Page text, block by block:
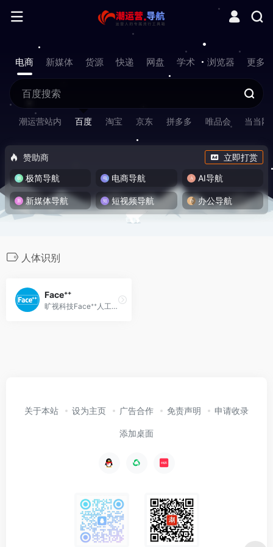
电商 新媒体 货源 快递 网盘 学术 浏览器 更多
潮运营站内 百度 淘宝 京东 拼多多 唯品会 当当网
赞助商
立即打赏
极简导航
电商导航 AI导航
新媒体导航 短视频导航 办公导航
人体识别
Face⁺⁺
旷视科技Face⁺⁺人工智能开放平台,为您提供人脸识别,换脸,银行业OCR等各类人体,图像,文字识别功能服务,让你的应用读懂世界.
关于本站 设为主页 广告合作 免责声明 申请收录
添加桌面